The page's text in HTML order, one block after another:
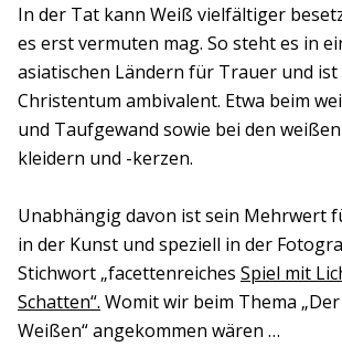
In der Tat kann Weiß vielfältiger
es erst vermuten mag. So steht es in
asiatischen Ländern für Trauer und ist
Christentum ambivalent. Etwa beim
und Taufgewand sowie bei den
kleidern und -kerzen.
Unabhängig davon ist sein Mehrwert
in der Kunst und speziell in der
Stichwort „facettenreiches Spiel mit
Schatten“. Womit wir beim Thema „Der
Weißen“ angekommen wären …